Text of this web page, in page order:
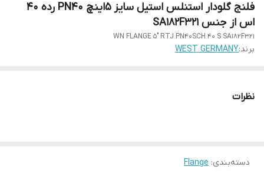
فلنج گلودار استنلس استیل سایز 5اینچ PN40 رده 40
اس از جنس SA182F321
WN FLANGE 5" RTJ PN40SCH 40 S SA182F321
برند:WEST GERMANY
نظرات
دسته‌بندی:
Flange